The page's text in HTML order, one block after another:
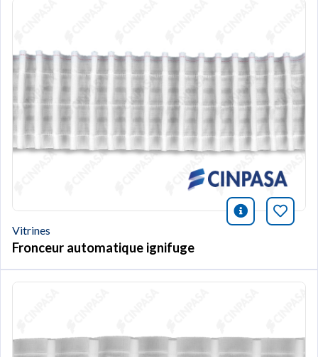
icono
Vitrines
Fronceur automatique ignifuge